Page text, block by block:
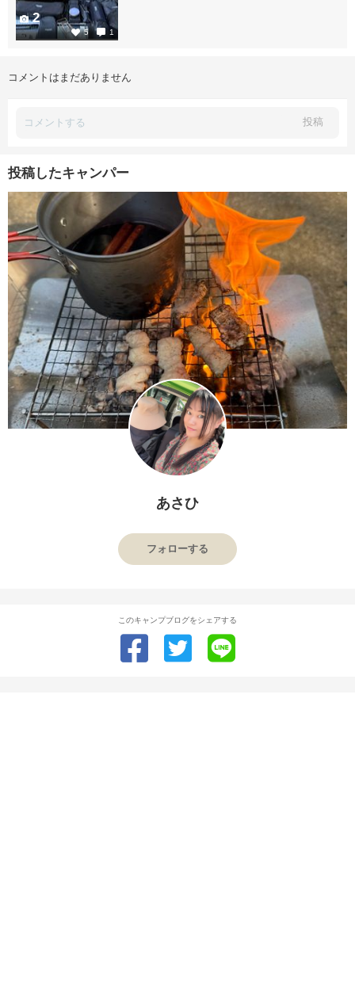
5 1
2
コメントはまだありません
投稿
投稿したキャンパー
あさひ
フォローする
このキャンプブログをシェアする